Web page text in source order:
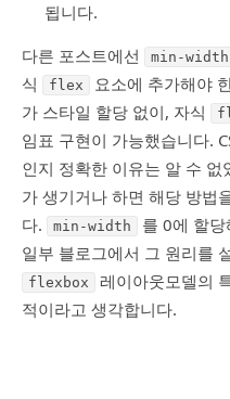
됩니다.
다른 포스트에선
min-
식
flex
요소에 추가해야
가 스타일 할당 없이, 자식
임표 구현이 가능했습니다.
인지 정확한 이유는 알 수
가 생기거나 하면 해당 방법
다.
min-width
를 0에 할
일부 블로그에서 그 원리를
flexbox
레이아웃모델의
적이라고 생각합니다.